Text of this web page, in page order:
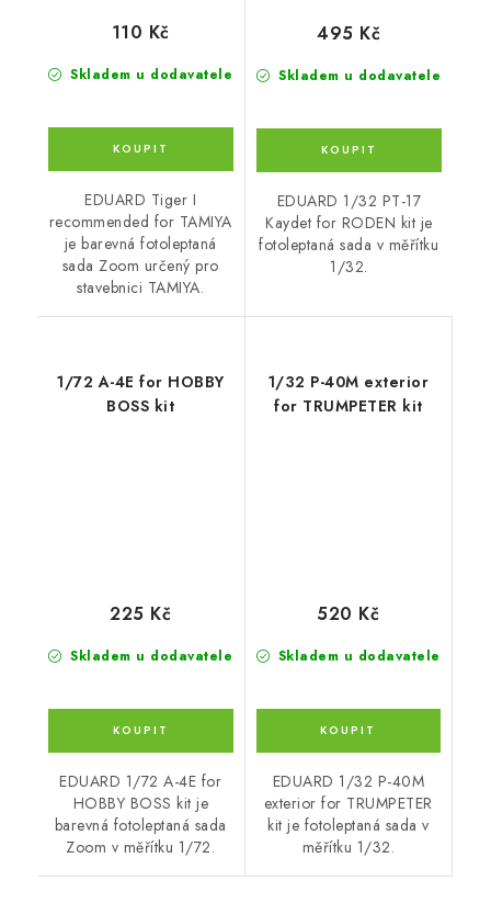
Skladem u dodavatele
110 Kč
EDUARD Tiger I
recommended for TAMIYA
je barevná fotoleptaná
sada Zoom určený pro
stavebnici TAMIYA.
Skladem u dodavatele
495 Kč
EDUARD 1/32 PT-17
Kaydet for RODEN kit je
fotoleptaná sada v měřítku
1/32.
1/72 A-4E for HOBBY
BOSS kit
Skladem u dodavatele
225 Kč
EDUARD 1/72 A-4E for
HOBBY BOSS kit je
barevná fotoleptaná sada
Zoom v měřítku 1/72.
1/32 P-40M exterior
for TRUMPETER kit
Skladem u dodavatele
520 Kč
EDUARD 1/32 P-40M
exterior for TRUMPETER
kit je fotoleptaná sada v
měřítku 1/32.